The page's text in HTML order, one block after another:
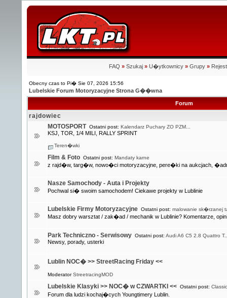
FAQ » Szukaj » U�ytkownicy » Grupy »
Obecny czas to Pi� Sie 07, 2026 15:56
Lubelskie Forum Motoryzacyjne Strona G��wna
Forum
rajdowiec
MOTOSPORT Ostatni post: Kalendarz Puchary ZO PZM...
KSJ, TOR, 1/4 MILI, RALLY SPRINT
Teren�wki
Film & Foto Ostatni post: Mandaty karne
z rajd�w, targ�w, nowo�ci motoryzacyjne, pere�ki na aukcjach,
Nasze Samochody - Auta i Projekty
Pochwal si� swoim samochodem! Ciekawe projekty w Lublinie
Lubelskie Firmy Motoryzacyjne Ostatni post: malowanie sk�rzanej
Masz dobry warsztat / zak�ad / mechanik w Lublinie? Komentarze,
Park Techniczno - Serwisowy Ostatni post: Audi A6 C5 2.8 Quattro
Newsy, porady, usterki
Lublin NOC� >> StreetRacing Friday <<
ModeratorStreetracingMOD
Lubelskie Klasyki >> NOC� w CZWARTKI << Ostatni post:
Forum dla ludzi kochaj�cych Youngtimery Lublin.